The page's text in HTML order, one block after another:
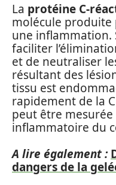
La protéine C-
molécule produite
une inflammation.
faciliter
et de neutraliser
résultant des
tissu est
rapidement de la
peut être mesurée
inflammatoire du
A lire également :
dangers de la